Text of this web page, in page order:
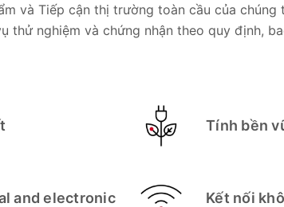
và Tiếp cận thị trường toàn cầu của
thử nghiệm và chứng nhận theo quy định,
Tính bền
and electronic
Kết nối